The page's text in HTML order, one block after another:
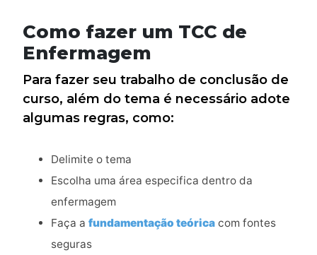
Como fazer um TCC de
Enfermagem
Para fazer seu trabalho de conclusão de
curso, além do tema é necessário adote
algumas regras, como:
Delimite o tema
Escolha uma área especifica dentro da
enfermagem
Faça a fundamentação teórica com fontes
seguras